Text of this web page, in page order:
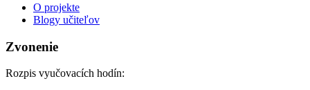
O projekte
Blogy učiteľov
Zvonenie
Rozpis vyučovacích hodín: